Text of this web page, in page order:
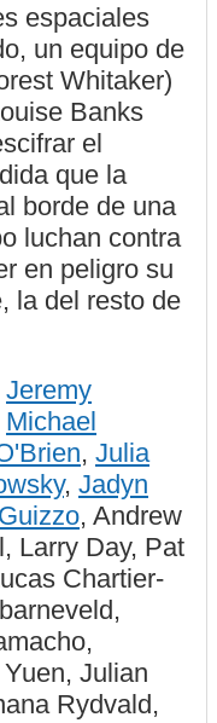
espaciales
un equipo de
Whitaker)
Banks
el
que la
borde de una
luchan contra
en peligro su
la del resto de
Jeremy
Michael
, Julia
, Jadyn
, Andrew
Larry Day, Pat
Chartier-
Julian
Rydvald,